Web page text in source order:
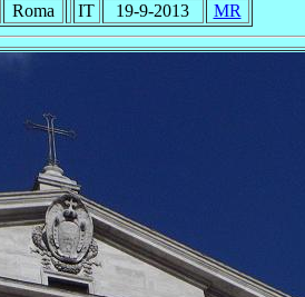
Roma IT 19-9-2013 MR